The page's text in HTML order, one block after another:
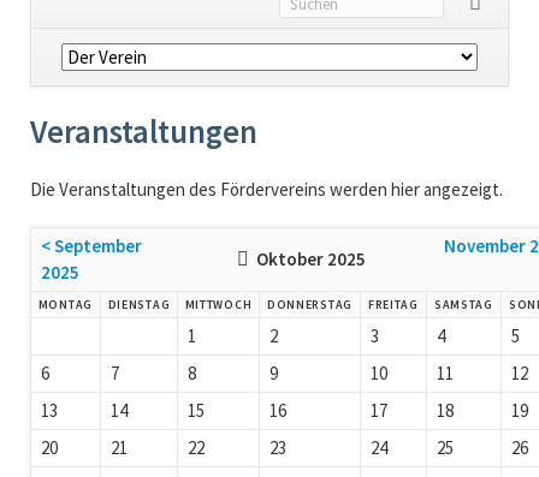
Navigation
überspringen
Veranstaltungen
Die Veranstaltungen des Fördervereins werden hier angezeigt.
< September
2025
Oktober 2025
November
MONTAG DIENSTAG MITTWOCH DONNERSTAG FREITAG SAMSTAG SO
1 2 3 4
5
6
7 8 9 10 11
12
13
14 15 16 17 18
19
20
21 22 23 24 25
26